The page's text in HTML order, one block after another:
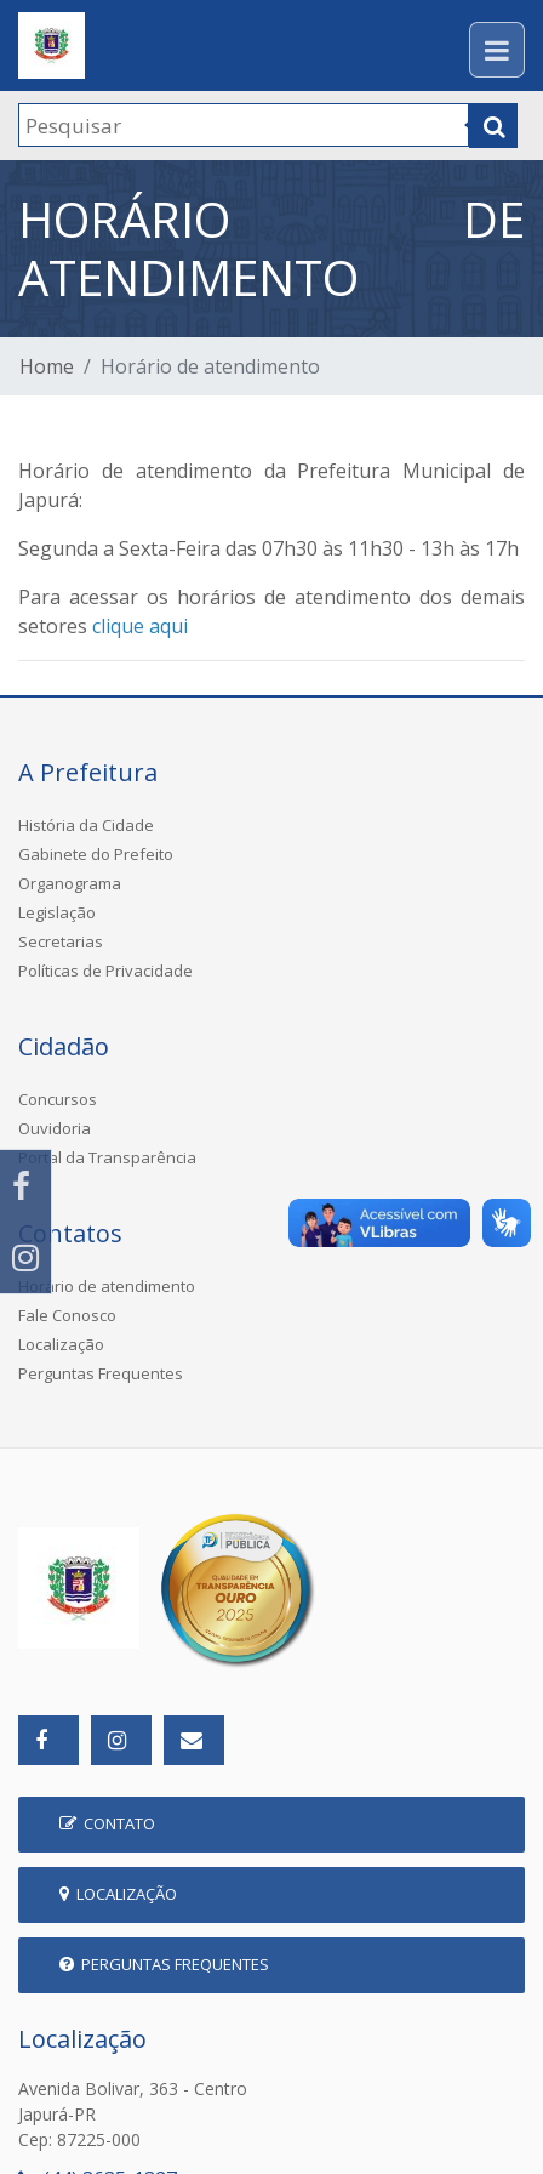
HORÁRIO DE
ATENDIMENTO
Home Horário de atendimento
Horário de atendimento da Prefeitura Municipal de
Japurá:
Segunda a Sexta-Feira das 07h30 às 11h30 - 13h às 17h
Para acessar os horários de atendimento dos demais
setores clique aqui
A Prefeitura
História da Cidade
Gabinete do Prefeito
Organograma
Legislação
Secretarias
Políticas de Privacidade
Cidadão
Concursos
Ouvidoria
Portal da Transparência
Contatos
Horário de atendimento
Fale Conosco
Localização
Perguntas Frequentes
CONTATO
LOCALIZAÇÃO
PERGUNTAS FREQUENTES
Localização
Avenida Bolivar, 363 - Centro
Japurá-PR
Cep: 87225-000